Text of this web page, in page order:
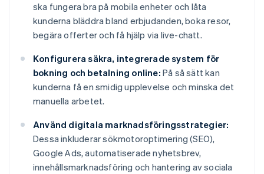
ska fungera bra på mobila enheter och låta
kunderna bläddra bland erbjudanden, boka resor,
begära offerter och få hjälp via live-chatt.
Konfigurera säkra, integrerade system för
bokning och betalning online: På så sätt kan
kunderna få en smidig upplevelse och minska det
manuella arbetet.
Använd digitala marknadsföringsstrategier:
Dessa inkluderar sökmotoroptimering (SEO),
Google Ads, automatiserade nyhetsbrev,
innehållsmarknadsföring och hantering av sociala